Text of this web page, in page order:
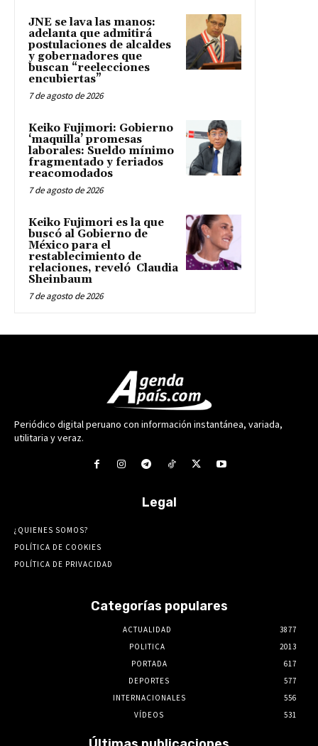
JNE se lava las manos:
adelanta que admitirá
postulaciones de alcaldes
y gobernadores que
buscan “reelecciones
encubiertas”
7 de agosto de 2026
Keiko Fujimori: Gobierno
‘maquilla’ promesas
laborales: Sueldo mínimo
fragmentado y feriados
reacomodados
7 de agosto de 2026
Keiko Fujimori es la que
buscó al Gobierno de
México para el
restablecimiento de
relaciones, reveló Claudia
Sheinbaum
7 de agosto de 2026
Periódico digital peruano con información instantánea, variada,
utilitaria y veraz.
Legal
¿QUIENES SOMOS?
POLÍTICA DE COOKIES
POLÍTICA DE PRIVACIDAD
Categorías populares
ACTUALIDAD
3877
POLITICA
2013
PORTADA
617
DEPORTES
577
INTERNACIONALES
556
VÍDEOS
531